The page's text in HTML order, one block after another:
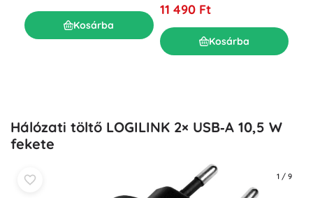
Kosárba
akkukhoz
11 490 Ft
Kosárba
Hálózati töltő LOGILINK 2× USB‑A 10,5 W
fekete
1 / 9